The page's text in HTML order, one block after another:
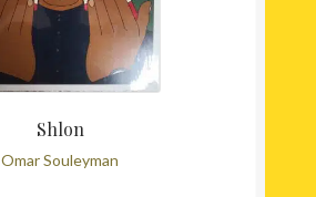
Shlon
Omar Souleyman